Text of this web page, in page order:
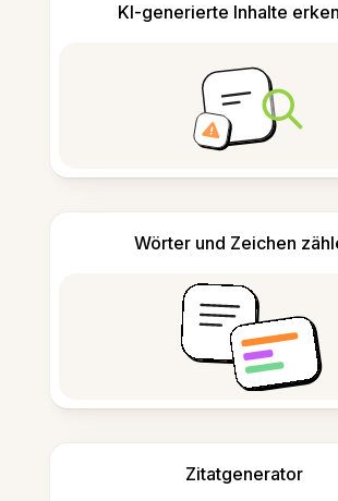
KI-generierte Inhalte
Wörter und Zeichen
Zitatgenerator